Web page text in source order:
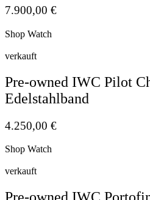
7.900,00 €
Shop Watch
verkauft
Pre-owned IWC Pilot
Edelstahlband
4.250,00 €
Shop Watch
verkauft